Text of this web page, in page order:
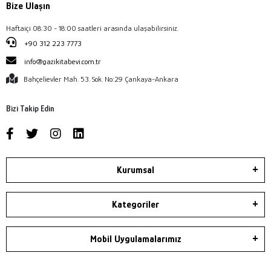
Bize Ulaşın
Haftaiçi 08:30 - 18:00 saatleri arasında ulaşabilirsiniz.
+90 312 223 7773
info@gazikitabevi.com.tr
Bahçelievler Mah. 53. Sok. No:29 Çankaya-Ankara
Bizi Takip Edin
Kurumsal
Kategoriler
Mobil Uygulamalarımız